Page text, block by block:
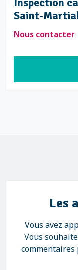
Inspection
Saint-
Nous contacter
Les
Vous avez
Vous
commentaires